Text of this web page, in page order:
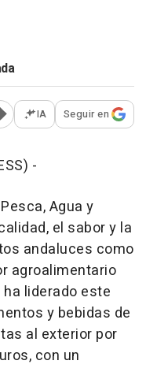
opciones para
IA Seguir en
-
Agua y
el sabor y la
andaluces como
agroalimentario
liderado este
y bebidas de
al exterior por
con un